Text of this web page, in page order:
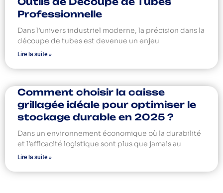
Professionnelle
Dans l’univers industriel moderne, la précision dans la
découpe de tubes est devenue un enjeu
Lire la suite »
Comment choisir la caisse
grillagée idéale pour optimiser le
stockage durable en 2025 ?
Dans un environnement économique où la durabilité
et l’efficacité logistique sont plus que jamais au
Lire la suite »